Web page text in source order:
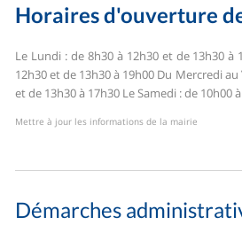
Horaires d'ouverture
Le Lundi : de 8h30 à 12h30 et de 13h30 à
12h30 et de 13h30 à 19h00 Du Mercredi au
et de 13h30 à 17h30 Le Samedi : de 10h00
Mettre à jour les informations de la mairie
Démarches